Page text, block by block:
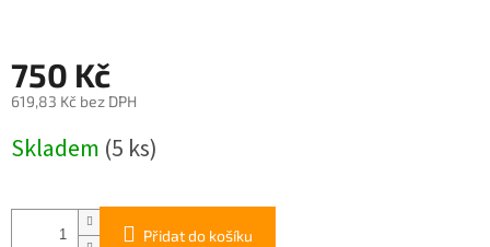
750 Kč
619,83 Kč bez DPH
cena:
Skladem (5 ks)
Přidat do košíku